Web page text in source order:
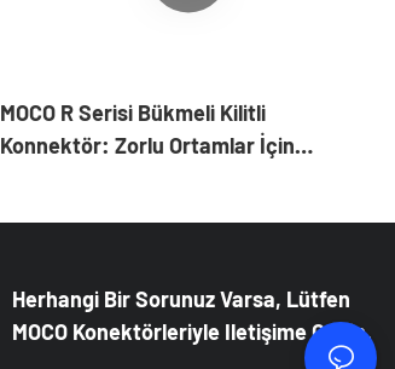
MOCO R Serisi Bükmeli Kilitli
Konnektör: Zorlu Ortamlar İçin
Herhangi Bir Sorunuz Varsa, Lütfen
MOCO Konektörleriyle Iletişime Geçin.